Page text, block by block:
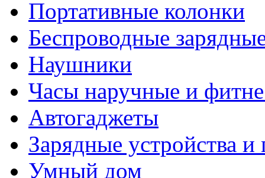
Портативные колонки
Беспроводные
Наушники
Часы наручные и
Автогаджеты
Зарядные устройства
Умный дом